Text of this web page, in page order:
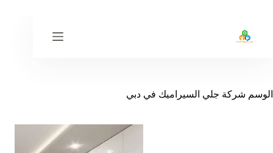
المحتوى
الوسم شركة جلي السيراميك في دبي